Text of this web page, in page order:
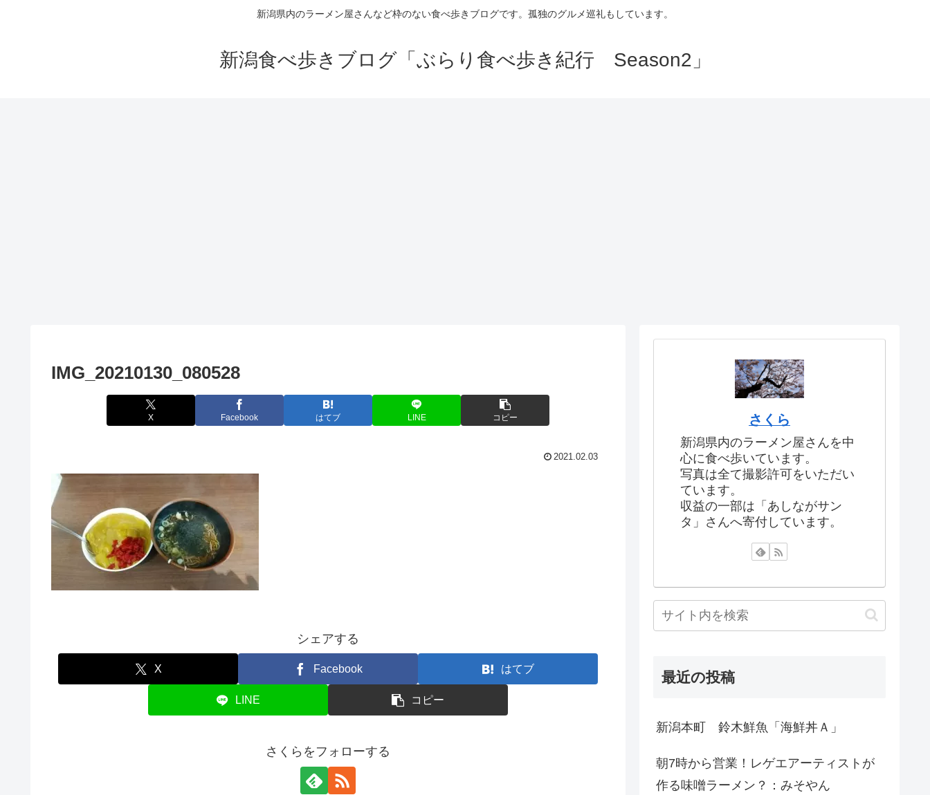
新潟県内のラーメン屋さんなど枠のない食べ歩きブログです。孤独のグルメ巡礼もしています。
新潟食べ歩きブログ「ぶらり食べ歩き紀行 Season2」
IMG_20210130_080528
X Facebook はてブ LINE コピー
2021.02.03
シェアする
X Facebook はてブ
LINE コピー
さくらをフォローする
さくら
新潟県内のラーメン屋さんを中
心に食べ歩いています。
写真は全て撮影許可をいただい
ています。
収益の一部は「あしながサン
タ」さんへ寄付しています。
最近の投稿
新潟本町 鈴木鮮魚「海鮮丼Ａ」
朝7時から営業！レゲエアーティストが
作る味噌ラーメン？：みそやん